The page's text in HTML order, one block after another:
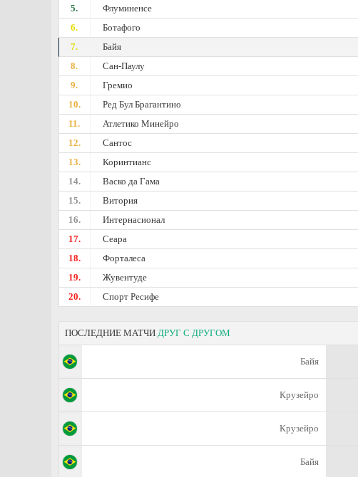
5.
Флуминенсе
6.
Ботафого
7.
Байя
8.
Сан-Паулу
9.
Гремио
10.
Ред Бул Брагантино
11.
Атлетико Минейро
12.
Сантос
13.
Коринтианс
14.
Васко да Гама
15.
Витория
16.
Интернасионал
17.
Сеара
18.
Форталеса
19.
Жувентуде
20.
Спорт Ресифе
ПОСЛЕДНИЕ МАТЧИ ДРУГ С ДРУГОМ
Байя
Крузейро
Крузейро
Байя